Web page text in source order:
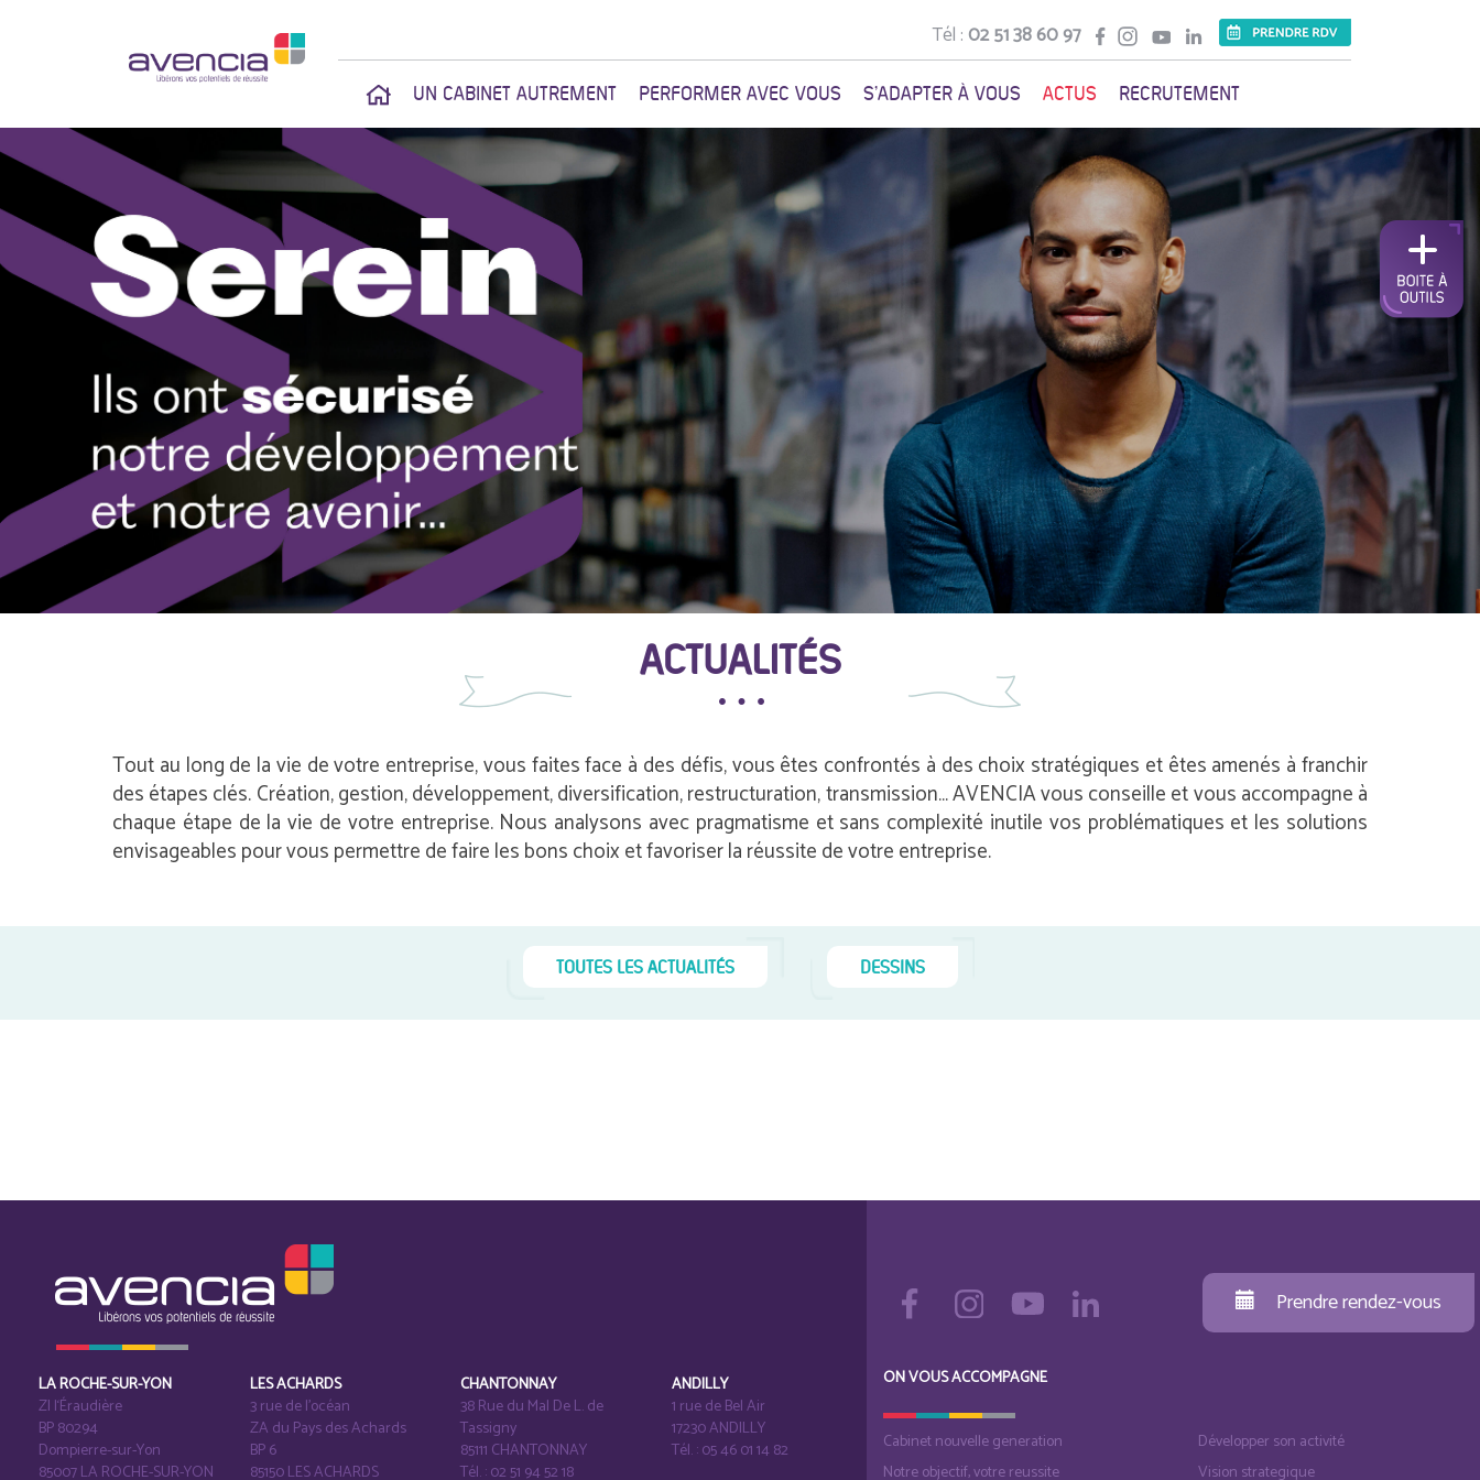
Tél :02 51 38 60 97
UN CABINET AUTREMENT PERFORMER AVEC VOUS S'ADAPTER À VOUS ACTUS RECRUTEMENT
ACTUALITÉS
Tout au long de la vie de votre entreprise, vous faites face à des défis, vous êtes confrontés à des choix stratégiques et êtes amenés à franchir
des étapes clés. Création, gestion, développement, diversification, restructuration, transmission… AVENCIA vous conseille et vous accompagne à
chaque étape de la vie de votre entreprise. Nous analysons avec pragmatisme et sans complexité inutile vos problématiques et les solutions
envisageables pour vous permettre de faire les bons choix et favoriser la réussite de votre entreprise.
TOUTES LES ACTUALITÉS DESSINS
LA ROCHE-SUR-YON
ZI l‘Éraudière
BP 80294
Dompierre-sur-Yon
85007 LA ROCHE-SUR-YON
LES ACHARDS
3 rue de l’océan
ZA du Pays des Achards
BP 6
85150 LES ACHARDS
CHANTONNAY
38 Rue du Mal De L. de
Tassigny
85111 CHANTONNAY
Tél. : 02 51 94 52 18
ANDILLY
1 rue de Bel Air
17230 ANDILLY
Tél. : 05 46 01 14 82
Prendre rendez-vous
ON VOUS ACCOMPAGNE
Cabinet nouvelle generation
Notre objectif, votre reussite
Développer son activité
Vision strategique